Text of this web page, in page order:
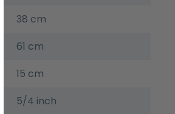
38 cm
61 cm
15 cm
5/4 inch